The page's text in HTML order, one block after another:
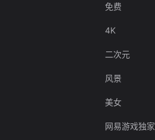
免费
4K
二次元
风景
美女
网易游戏独家